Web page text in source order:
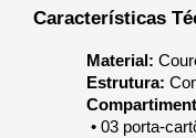
Características
Material:
Estrutura:
• 03 porta-